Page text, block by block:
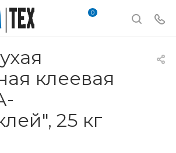
0
клеевая
25 кг